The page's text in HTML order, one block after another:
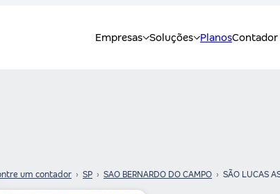
um contador › SP › SAO BERNARDO DO CAMPO › SÃO LUCAS